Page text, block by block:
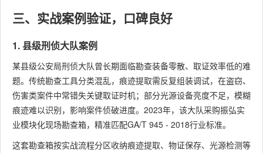
三、实战案例验证，口碑良好
1. 县级刑侦大队案例
某县级公安局刑侦大队曾长期面临勘查装备零散、取证效率低的难
题。传统勘查工具分类混乱，痕迹提取需反复组装调试，在盗窃、
伤害类案件中常错失关键取证时机；部分光源设备亮度不足，模糊
痕迹难以识别，影响案件侦破进度。2023年，该大队采购振弘实
业模块化现场勘查箱，精准匹配GA/T 945 - 2018行业标准。
这套勘查箱按实战流程分区收纳痕迹提取、物证保存、光源检测等